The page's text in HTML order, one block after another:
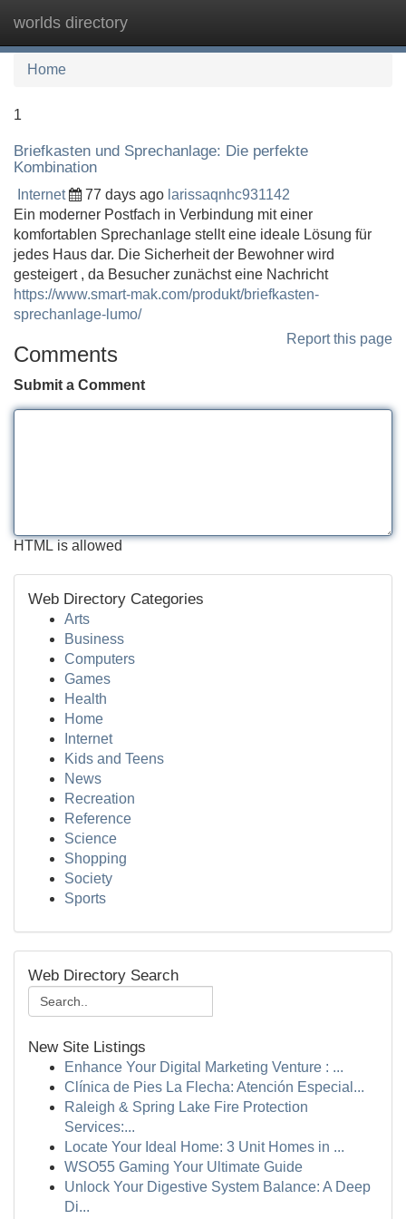
worlds directory
Home
1
Briefkasten und Sprechanlage: Die perfekte
Kombination
Internet 77 days ago larissaqnhc931142
Ein moderner Postfach in Verbindung mit einer
komfortablen Sprechanlage stellt eine ideale Lösung für
jedes Haus dar. Die Sicherheit der Bewohner wird
gesteigert , da Besucher zunächst eine Nachricht
https://www.smart-mak.com/produkt/briefkasten-
sprechanlage-lumo/
Report this page
Comments
Submit a Comment
HTML is allowed
Web Directory Categories
Arts
Business
Computers
Games
Health
Home
Internet
Kids and Teens
News
Recreation
Reference
Science
Shopping
Society
Sports
Web Directory Search
New Site Listings
Enhance Your Digital Marketing Venture : ...
Clínica de Pies La Flecha: Atención Especial...
Raleigh & Spring Lake Fire Protection
Services:...
Locate Your Ideal Home: 3 Unit Homes in ...
WSO55 Gaming Your Ultimate Guide
Unlock Your Digestive System Balance: A Deep
Di...